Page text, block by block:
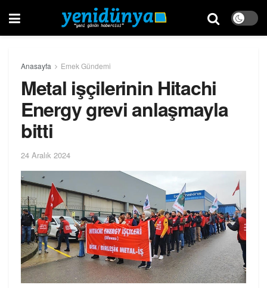
Anasayfa Emek Gündemi
Metal işçilerinin Hitachi
Energy grevi anlaşmayla
bitti
24 Aralık 2024